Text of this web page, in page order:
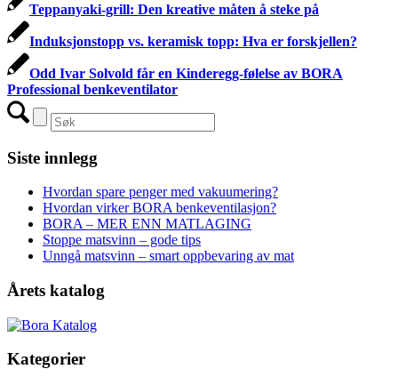
Teppanyaki-grill: Den kreative måten å steke på
Induksjonstopp vs. keramisk topp: Hva er forskjellen?
Odd Ivar Solvold får en Kinderegg-følelse av BORA
Professional benkeventilator
Siste innlegg
Hvordan spare penger med vakuumering?
Hvordan virker BORA benkeventilasjon?
BORA – MER ENN MATLAGING
Stoppe matsvinn – gode tips
Unngå matsvinn – smart oppbevaring av mat
Årets katalog
Kategorier